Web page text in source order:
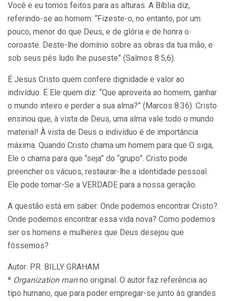
Você e eu tomos feitos para as alturas. A Bíblia diz,
referindo-se ao homem: “Fizeste-o, no entanto, por um
pouco, menor do que Deus, e de glória e de honra o
coroaste. Deste-lhe domínio sobre as obras da tua mão, e
sob seus pés ludo lhe puseste” (Salmos 8:5,6).
É Jesus Cristo quem confere dignidade e valor ao
indivíduo. É Ele quem diz: “Que aproveita ao homem, ganhar
o mundo inteiro e perder a sua alma?” (Marcos 8:36). Cristo
ensinou que, à vista de Deus, uma alma vale todo o mundo
material! À vista de Deus o indivíduo é de importância
máxima. Quando Cristo chama um homem para que O siga,
Ele o chama para que “seja” do “grupo”. Cristo pode
preencher os vácuos, restaurar-lhe a identidade pessoal.
Ele pode tornar-Se a VERDADE para a nossa geração.
A questão está em saber: Onde podemos encontrar Cristo?.
Onde podemos encontrar essa vida nova? Como podemos
ser os homens e mulheres que Deus desejou que
fôssemos?
Autor: PR. BILLY GRAHAM
* Organization manno original. O autor faz referência ao
tipo humano, que para poder empregar-se junto às grandes